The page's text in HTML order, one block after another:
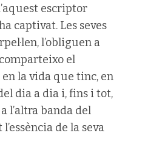
escriptor
captivat. Les seves
l’obliguen a
el
la vida que tinc, en
dia a dia i, fins i tot,
l’altra banda del
de la seva